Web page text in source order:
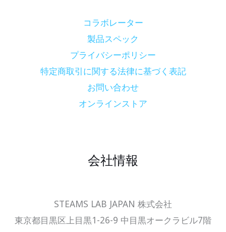
コラボレーター
製品スペック
プライバシーポリシー
特定商取引に関する法律に基づく表記
お問い合わせ
オンラインストア
会社情報
STEAMS LAB JAPAN 株式会社
東京都目黒区上目黒1-26-9 中目黒オークラビル7階